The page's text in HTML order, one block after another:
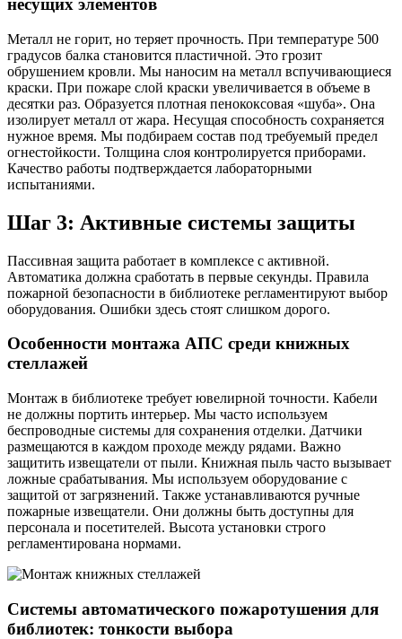
несущих элементов
Металл не горит, но теряет прочность. При температуре 500
градусов балка становится пластичной. Это грозит
обрушением кровли. Мы наносим на металл вспучивающиеся
краски. При пожаре слой краски увеличивается в объеме в
десятки раз. Образуется плотная пенококсовая «шуба». Она
изолирует металл от жара. Несущая способность сохраняется
нужное время. Мы подбираем состав под требуемый предел
огнестойкости. Толщина слоя контролируется приборами.
Качество работы подтверждается лабораторными
испытаниями.
Шаг 3: Активные системы защиты
Пассивная защита работает в комплексе с активной.
Автоматика должна сработать в первые секунды. Правила
пожарной безопасности в библиотеке регламентируют выбор
оборудования. Ошибки здесь стоят слишком дорого.
Особенности монтажа АПС среди книжных
стеллажей
Монтаж в библиотеке требует ювелирной точности. Кабели
не должны портить интерьер. Мы часто используем
беспроводные системы для сохранения отделки. Датчики
размещаются в каждом проходе между рядами. Важно
защитить извещатели от пыли. Книжная пыль часто вызывает
ложные срабатывания. Мы используем оборудование с
защитой от загрязнений. Также устанавливаются ручные
пожарные извещатели. Они должны быть доступны для
персонала и посетителей. Высота установки строго
регламентирована нормами.
Системы автоматического пожаротушения для
библиотек: тонкости выбора